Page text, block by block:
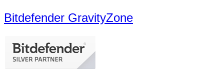
Bitdefender GravityZone